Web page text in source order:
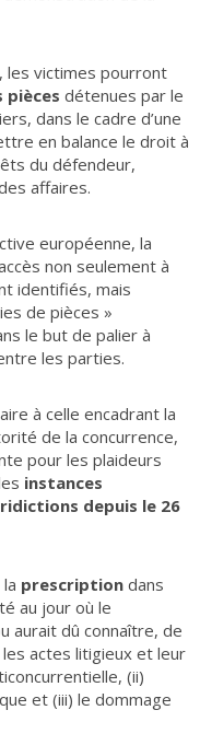
les victimes pourront
pièces détenues par le
dans le cadre d’une
en balance le droit à
du défendeur,
affaires.
européenne, la
non seulement à
identifiés, mais
de pièces »
le but de palier à
les parties.
à celle encadrant la
de la concurrence,
pour les plaideurs
instances
depuis le 26
prescription dans
au jour où le
aurait dû connaître, de
actes litigieux et leur
(ii)
et (iii) le dommage